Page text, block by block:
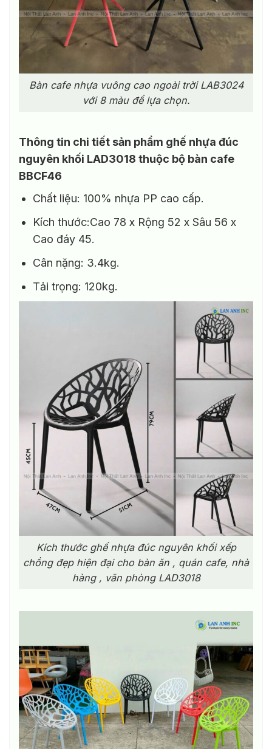
Bàn cafe nhựa vuông cao ngoài trời LAB3024
với 8 màu để lựa chọn.
Thông tin chi tiết sản phẩm ghế nhựa đúc
nguyên khối LAD3018 thuộc bộ bàn cafe
BBCF46
Chất liệu: 100% nhựa PP cao cấp.
Kích thước:Cao 78 x Rộng 52 x Sâu 56 x
Cao đáy 45.
Cân nặng: 3.4kg.
Tải trọng: 120kg.
Kích thước ghế nhựa đúc nguyên khối xếp
chồng đẹp hiện đại cho bàn ăn , quán cafe, nhà
hàng , văn phòng LAD3018